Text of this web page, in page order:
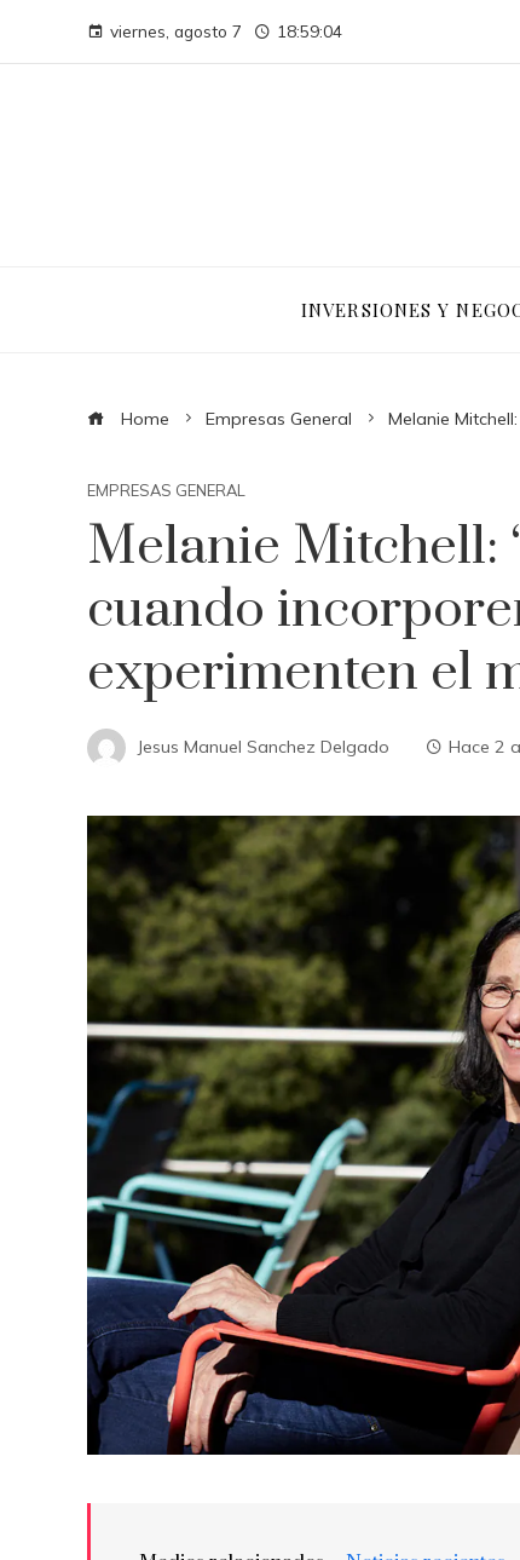
viernes, agosto 7 18:59:05
INVERSIONES Y
Home Empresas General Melanie
EMPRESAS GENERAL
Melanie Mitchell:
cuando
experimenten el
Jesus Manuel Sanchez Delgado Hace 2